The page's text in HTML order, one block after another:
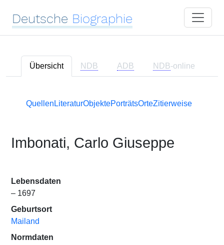
Deutsche Biographie
Übersicht NDB ADB NDB-online
Quellen LiteraturObjektePorträtsOrteZitierweise
Imbonati, Carlo Giuseppe
Lebensdaten
– 1697
Geburtsort
Mailand
Normdaten